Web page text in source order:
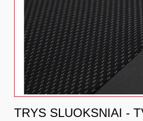
TRYS SLUOKSNIAI -